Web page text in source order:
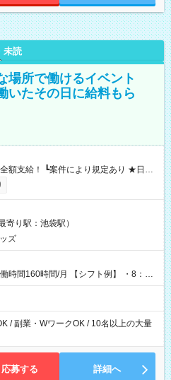
未読
場所で働けるイベント
いたその日に給料もら
いたその日に現金GET♪ お仕事後はコ
落とせます！ 【試用期間】試
寄り駅：池袋駅）
ズ
/月 【シフト例】 ・8：00
/ 副業・WワークOK / 10名以上の大量
応募する 詳細へ